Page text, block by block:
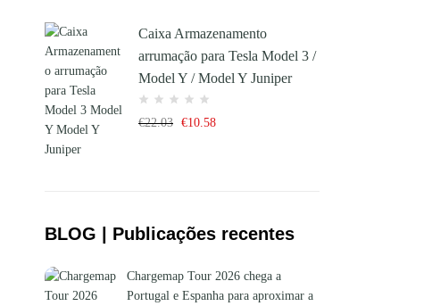
Caixa Armazenamento
arrumação para Tesla Model 3 /
Model Y / Model Y Juniper
€22.03 €10.58
BLOG | Publicações recentes
Chargemap Tour 2026 chega a
Portugal e Espanha para aproximar a